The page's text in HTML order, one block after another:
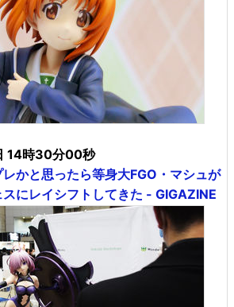
14時30分00秒
かと思ったら等身大FGO・マシュが
にレイシフトしてきた - GIGAZINE